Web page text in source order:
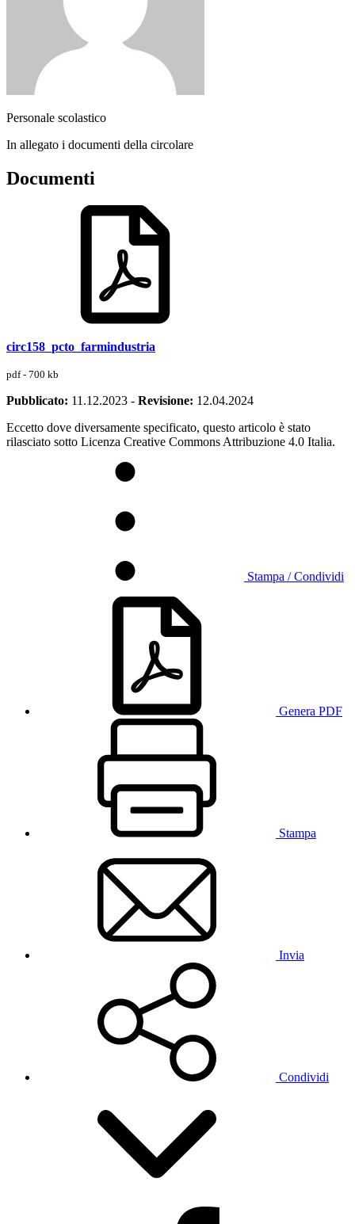
Personale scolastico
In allegato i documenti della circolare
Documenti
circ158_pcto_farmindustria
pdf - 700 kb
Pubblicato: 11.12.2023 - Revisione: 12.04.2024
Eccetto dove diversamente specificato, questo articolo è stato
rilasciato sotto Licenza Creative Commons Attribuzione 4.0 Italia.
Stampa / Condividi
Genera PDF
Stampa
Invia
Condividi